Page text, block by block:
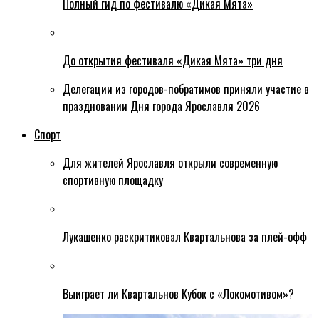
Полный гид по фестивалю «Дикая Мята»
До открытия фестиваля «Дикая Мята» три дня
Делегации из городов-побратимов приняли участие в
праздновании Дня города Ярославля 2026
Спорт
Для жителей Ярославля открыли современную
спортивную площадку
Лукашенко раскритиковал Квартальнова за плей-офф
Выиграет ли Квартальнов Кубок с «Локомотивом»?